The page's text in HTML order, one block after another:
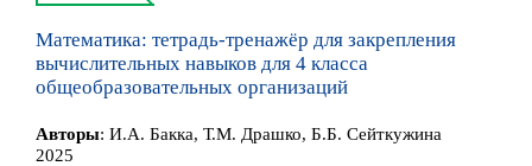
Математика: тетрадь-тренажёр для закрепления
вычислительных навыков для 4 класса
общеобразовательных организаций
Авторы: И.А. Бакка, Т.М. Драшко, Б.Б. Сейткужина
2025